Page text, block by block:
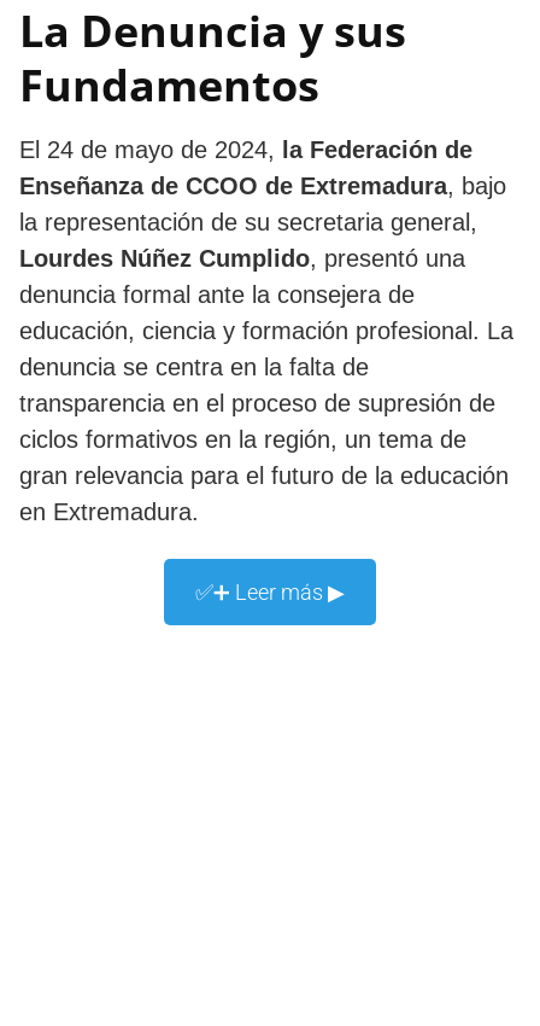
La Denuncia y sus
Fundamentos
El 24 de mayo de 2024, la Federación de
Enseñanza de CCOO de Extremadura, bajo
la representación de su secretaria general,
Lourdes Núñez Cumplido, presentó una
denuncia formal ante la consejera de
educación, ciencia y formación profesional. La
denuncia se centra en la falta de
transparencia en el proceso de supresión de
ciclos formativos en la región, un tema de
gran relevancia para el futuro de la educación
en Extremadura.
✅➕ Leer más ▶